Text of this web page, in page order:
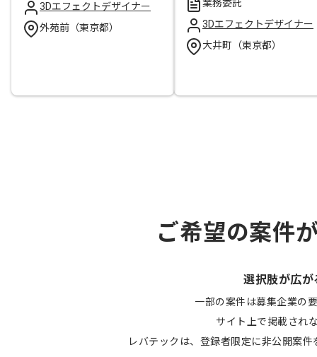
3Dエフェクトデザイナー
外苑前（東京都）
業務委託
3Dエフェクトデザイナー
大井町（東京都）
ご希望の案件
選択肢が広が
一部の案件は募集企業の
サイト上で掲載され
レバテックは、登録者限定に非公開案